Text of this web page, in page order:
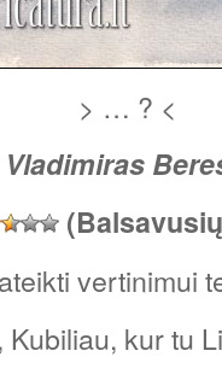
> … ? <
Vladimiras
vertinimui
kur tu